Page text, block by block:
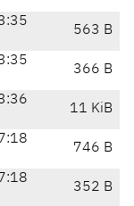
563 B
366 B
11 KiB
746 B
352 B